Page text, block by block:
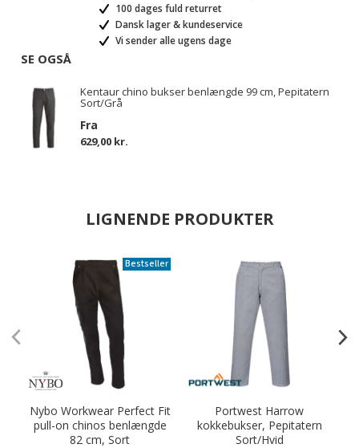
100 dages fuld returret
Dansk lager & kundeservice
Vi sender alle ugens dage
SE OGSÅ
Kentaur chino bukser benlængde 99 cm, Pepitatern
Sort/Grå
Fra
629,00 kr.
LIGNENDE PRODUKTER
Bestseller
Nybo Workwear Perfect Fit
pull-on chinos benlængde
82 cm, Sort
Portwest Harrow
kokkebukser, Pepitatern
Sort/Hvid